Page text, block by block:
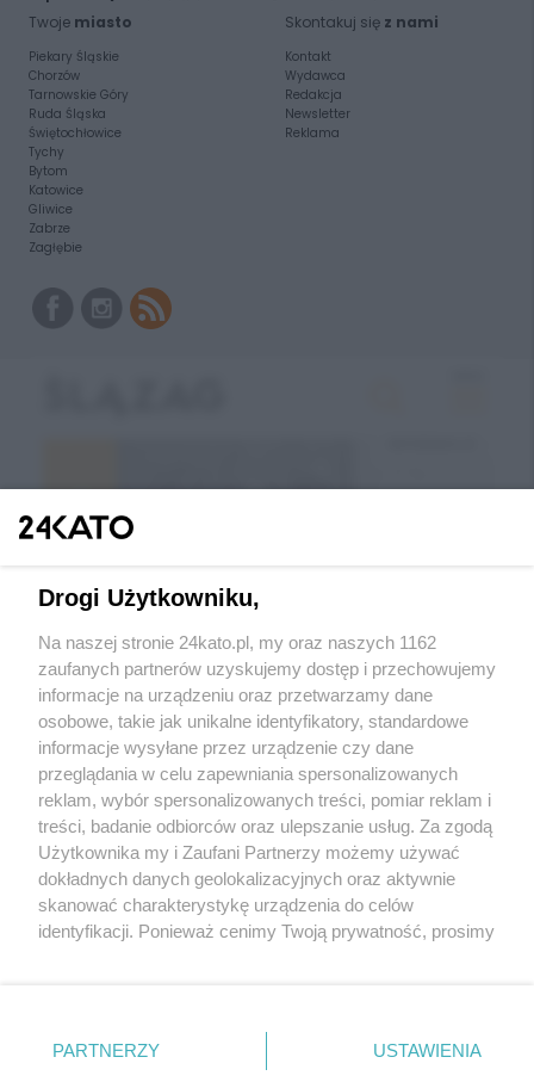
Twoje miasto
Piekary Śląskie
Chorzów
Tarnowskie Góry
Ruda Śląska
Świętochłowice
Tychy
Bytom
Katowice
Gliwice
Zabrze
Zagłębie
Skontakuj się z nami
Kontakt
Wydawca
Redakcja
Newsletter
Reklama
Wróć do strony głównej
nowinytyskie.pl
0%
Drogi Użytkowniku,
Na naszej stronie 24kato.pl, my oraz naszych 1162
zaufanych partnerów uzyskujemy dostęp i przechowujemy
informacje na urządzeniu oraz przetwarzamy dane
osobowe, takie jak unikalne identyfikatory, standardowe
informacje wysyłane przez urządzenie czy dane
przeglądania w celu zapewniania spersonalizowanych
reklam, wybór spersonalizowanych treści, pomiar reklam i
treści, badanie odbiorców oraz ulepszanie usług. Za zgodą
Użytkownika my i Zaufani Partnerzy możemy używać
dokładnych danych geolokalizacyjnych oraz aktywnie
skanować charakterystykę urządzenia do celów
identyfikacji. Ponieważ cenimy Twoją prywatność, prosimy
prywatności znajdujący się w lewym dolnym rogu strony
. Niektóre rodzaje przetwarzania danych nie wymagają
PARTNERZY USTAWIENIA